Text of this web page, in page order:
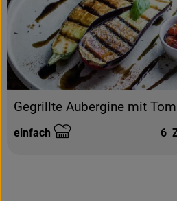
Gegrillte Aubergine mit
Schwierigkeit:
einfach 6